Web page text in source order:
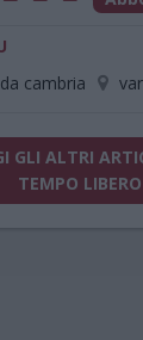
cambria
GLI ALTRI
TEMPO LIBERO